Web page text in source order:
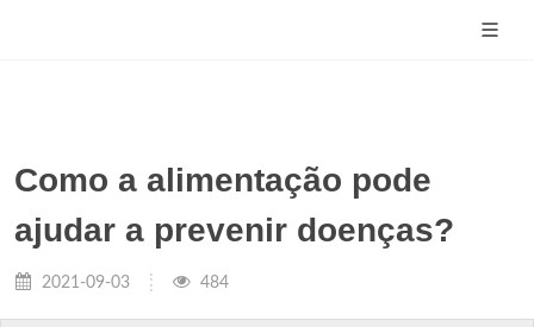
Como a alimentação pode
ajudar a prevenir doenças?
2021-09-03 484